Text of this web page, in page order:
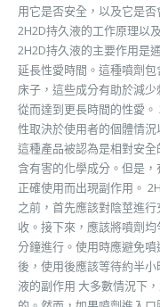
用它是否安全，以及它是
2H2D持久液的工作原理以
2H2D持久液的主要作用是
延長性愛時間。這種噴劑
床子，這些成分有助於減
從而達到更長時間的性愛
性取決於使用者的個體情
這種產品被認為是相對安
含有害的化學成分。但是
正確使用而出現副作用。
之前，首先應該對陰莖進
收。接下來，應該將噴劑
分鐘進行。使用時應避免
後，使用後應該等待約半
液的副作用 大多數情況下